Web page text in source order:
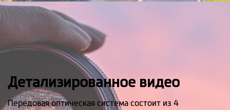
Детализированное видео
Передовая оптическая система состоит из 4